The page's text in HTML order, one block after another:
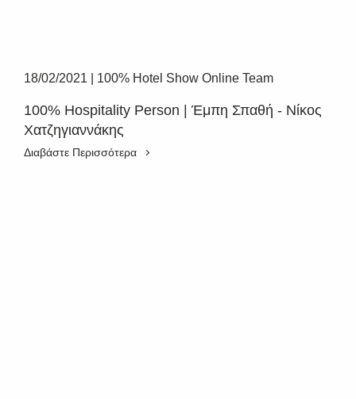
18/02/2021 100% Hotel Show Online Team
100% Hospitality Person | Έμπη Σπαθή - Νίκος
Χατζηγιαννάκης
Διαβάστε Περισσότερα